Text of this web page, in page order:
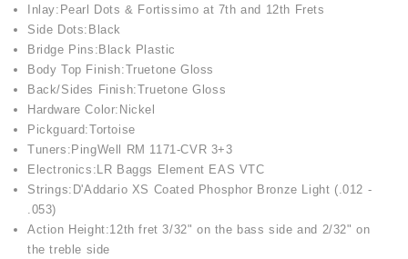
Inlay:Pearl Dots & Fortissimo at 7th and 12th Frets
Side Dots:Black
Bridge Pins:Black Plastic
Body Top Finish:Truetone Gloss
Back/Sides Finish:Truetone Gloss
Hardware Color:Nickel
Pickguard:Tortoise
Tuners:PingWell RM 1171-CVR 3+3
Electronics:LR Baggs Element EAS VTC
Strings:D'Addario XS Coated Phosphor Bronze Light (.012 -
.053)
Action Height:12th fret 3/32" on the bass side and 2/32" on
the treble side